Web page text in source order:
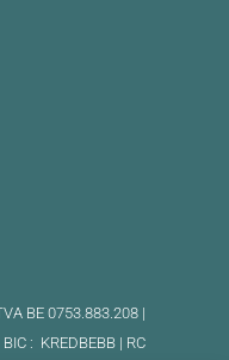
BE 0753.883.208 |
: KREDBEBB | RC